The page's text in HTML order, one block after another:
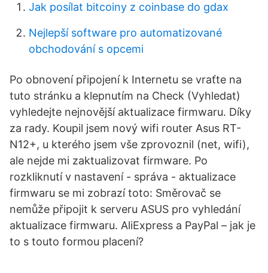
Jak posílat bitcoiny z coinbase do gdax
Nejlepší software pro automatizované
obchodování s opcemi
Po obnovení připojení k Internetu se vraťte na
tuto stránku a klepnutím na Check (Vyhledat)
vyhledejte nejnovější aktualizace firmwaru. Díky
za rady. Koupil jsem nový wifi router Asus RT-
N12+, u kterého jsem vše zprovoznil (net, wifi),
ale nejde mi zaktualizovat firmware. Po
rozkliknutí v nastavení - správa - aktualizace
firmwaru se mi zobrazí toto: Směrovač se
nemůže připojit k serveru ASUS pro vyhledání
aktualizace firmwaru. AliExpress a PayPal – jak je
to s touto formou placení?